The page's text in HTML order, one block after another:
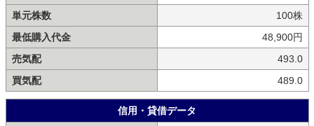
単元株数
100株
最低購入代金
48,900円
売気配
493.0
買気配
489.0
信用・貸借データ